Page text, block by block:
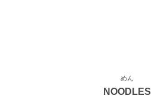
めん
NOODLES